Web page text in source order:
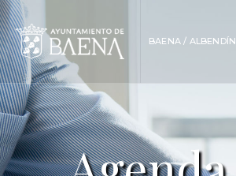
BAENA / ALBENDÍN